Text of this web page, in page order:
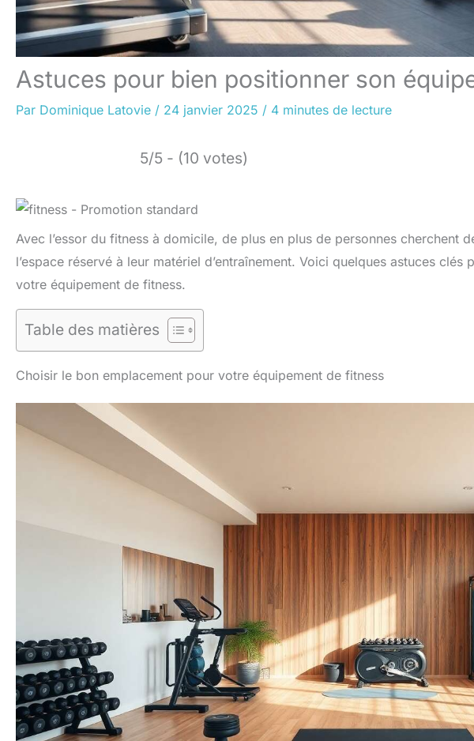
Astuces pour bien positionner son
Par Dominique Latovie / 24 janvier 2025 / 4 minutes de lecture
5/5 - (10 votes)
Avec l’essor du fitness à domicile, de plus en plus de personnes cherchent
l’espace réservé à leur matériel d’entraînement. Voici quelques astuces
votre équipement de fitness.
Table des matières
Choisir le bon emplacement pour votre équipement de fitness